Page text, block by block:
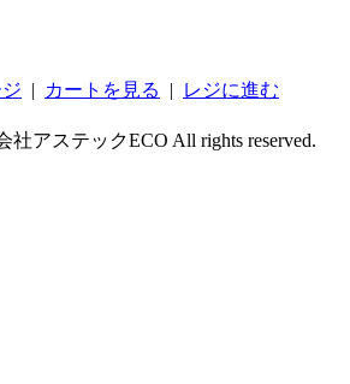
| カートを見る | レジに進む
社アステックECO All rights reserved.